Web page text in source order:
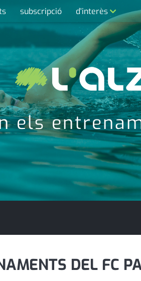
subscripció d'interès
contacte
farmàcies
telèfons
calendari
els
DEL FC